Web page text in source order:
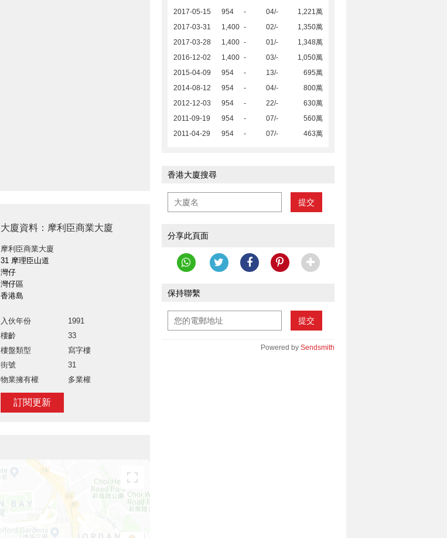
大廈資料：摩利臣商業大廈
摩利臣商業大廈
31 摩理臣山道
灣仔
灣仔區
香港島
入伙年份
1991
樓齡
33
樓盤類型
寫字樓
街號
31
物業擁有權
多業權
訂閱更新
2017-05-15
954 - 04/-
1,221萬
2017-03-31
1,400 - 02/-
1,350萬
2017-03-28
1,400 - 01/-
1,348萬
2016-12-02
1,400 - 03/-
1,050萬
2015-04-09
954 - 13/-
695萬
2014-08-12
954 - 04/-
800萬
2012-12-03
954 - 22/-
630萬
2011-09-19
954 - 07/-
560萬
2011-04-29
954 - 07/- 463萬
香港大廈搜尋
提交
分享此頁面
保持聯繫
提交
Powered by Sendsmith